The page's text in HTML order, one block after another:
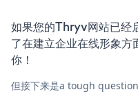
如果您的Thryv网站已经
了在建立企业在线形象
你！
但接下来是a tough